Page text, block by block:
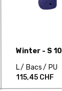
Winter - S 10
L
Bacs
PU
115,45 CHF